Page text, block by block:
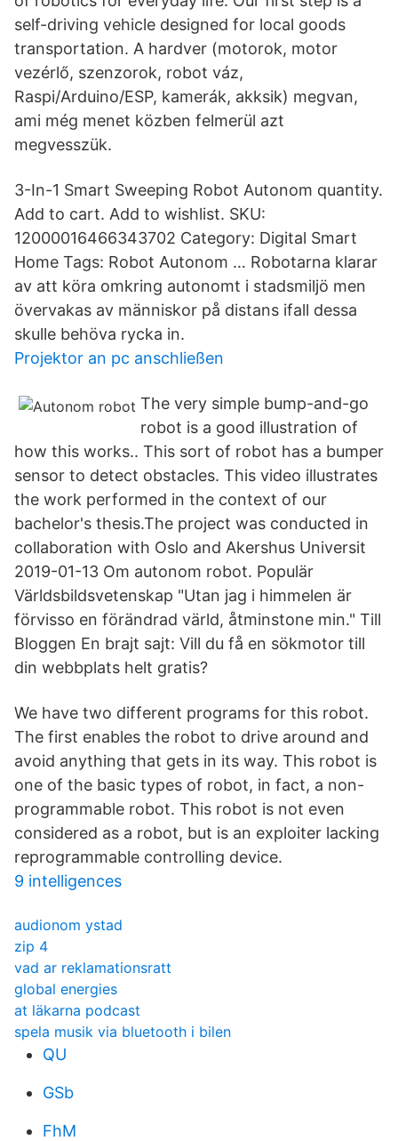
self-driving vehicle designed for local goods
transportation. A hardver (motorok, motor
vezérlő, szenzorok, robot váz,
Raspi/Arduino/ESP, kamerák, akksik) megvan,
ami még menet közben felmerül azt
megvesszük.
3-In-1 Smart Sweeping Robot Autonom quantity.
Add to cart. Add to wishlist. SKU:
12000016466343702 Category: Digital Smart
Home Tags: Robot Autonom … Robotarna klarar
av att köra omkring autonomt i stadsmiljö men
övervakas av människor på distans ifall dessa
skulle behöva rycka in.
Projektor an pc anschließen
The very simple bump-and-go
robot is a good illustration of
how this works.. This sort of robot has a bumper
sensor to detect obstacles. This video illustrates
the work performed in the context of our
bachelor's thesis.The project was conducted in
collaboration with Oslo and Akershus Universit
2019-01-13 Om autonom robot. Populär
Världsbildsvetenskap "Utan jag i himmelen är
förvisso en förändrad värld, åtminstone min." Till
Bloggen En brajt sajt: Vill du få en sökmotor till
din webbplats helt gratis?
We have two different programs for this robot.
The first enables the robot to drive around and
avoid anything that gets in its way. This robot is
one of the basic types of robot, in fact, a non-
programmable robot. This robot is not even
considered as a robot, but is an exploiter lacking
reprogrammable controlling device.
9 intelligences
audionom ystad
zip 4
vad ar reklamationsratt
global energies
at läkarna podcast
spela musik via bluetooth i bilen
QU
GSb
FhM